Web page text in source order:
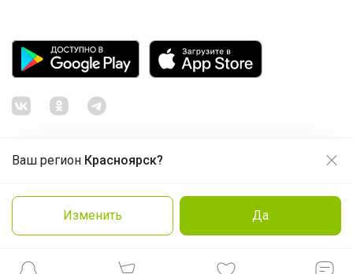
Ваш регион Красноярск?
Изменить Да
Политика конфиденциальности
Cоглашение пользователя
Продолжая использовать этот сайт и нажимая кнопку
Принять